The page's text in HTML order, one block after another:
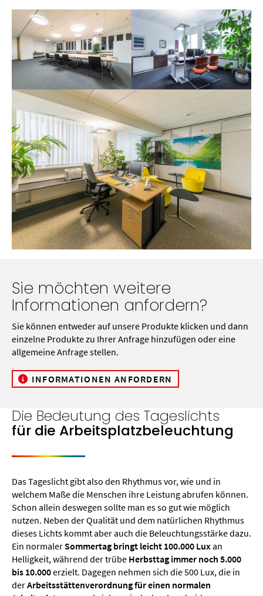
Sie möchten weitere
Informationen anfordern?
Sie können entweder auf unsere Produkte klicken und dann
einzelne Produktezu Ihrer Anfrage hinzufügen oder eine
allgemeine Anfrage stellen.
INFORMATIONEN ANFORDERN
Die Bedeutung des Tageslichts
für die Arbeitsplatzbeleuchtung
Das Tageslicht gibt also den Rhythmus vor, wie und in
welchem Maße die Menschen ihre Leistung abrufen können.
Schon allein deswegen sollte man es so gut wie möglich
nutzen. Neben der Qualität und dem natürlichen Rhythmus
dieses Lichts kommt aber auch die Beleuchtungsstärke dazu.
Ein normalerSommertag bringt leicht 100.000 Luxan
Helligkeit, während der trübe Herbsttag immer noch 5.000
bis 10.000erzielt. Dagegen nehmen sich die 500 Lux, die in
derArbeitsstättenverordnung für einen normalen